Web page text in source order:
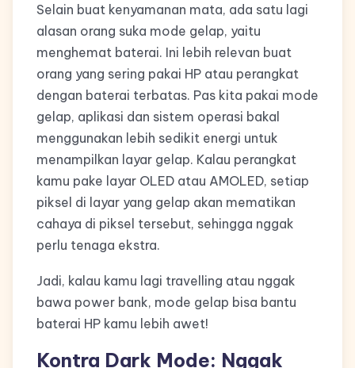
Selain buat kenyamanan mata, ada satu lagi
alasan orang suka mode gelap, yaitu
menghemat baterai. Ini lebih relevan buat
orang yang sering pakai HP atau perangkat
dengan baterai terbatas. Pas kita pakai mode
gelap, aplikasi dan sistem operasi bakal
menggunakan lebih sedikit energi untuk
menampilkan layar gelap. Kalau perangkat
kamu pake layar OLED atau AMOLED, setiap
piksel di layar yang gelap akan mematikan
cahaya di piksel tersebut, sehingga nggak
perlu tenaga ekstra.
Jadi, kalau kamu lagi travelling atau nggak
bawa power bank, mode gelap bisa bantu
baterai HP kamu lebih awet!
Kontra Dark Mode: Nggak